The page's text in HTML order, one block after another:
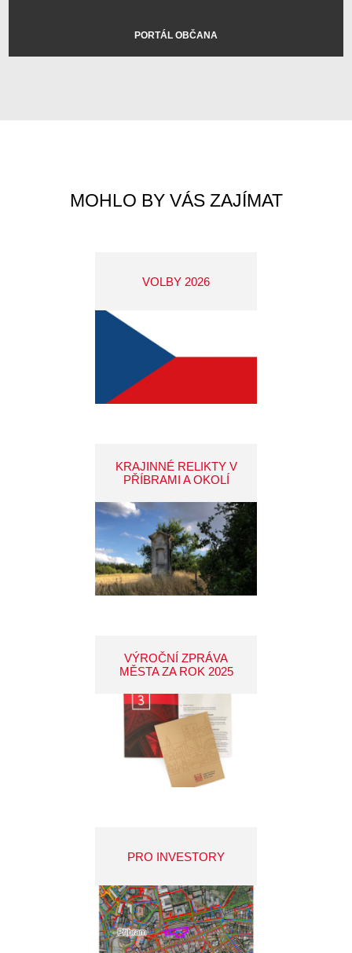
PORTÁL OBČANA
MOHLO BY VÁS ZAJÍMAT
VOLBY 2026
KRAJINNÉ RELIKTY V
PŘÍBRAMI A OKOLÍ
VÝROČNÍ ZPRÁVA
MĚSTA ZA ROK 2025
PRO INVESTORY